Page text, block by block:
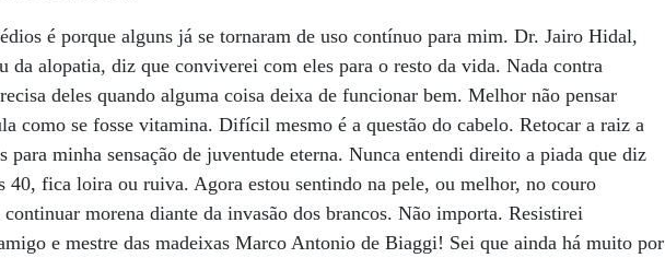
é porque alguns já se tornaram de uso contínuo para mim. Dr. Jairo Hidal,
da alopatia, diz que conviverei com eles para o resto da vida. Nada contra
deles quando alguma coisa deixa de funcionar bem. Melhor não pensar
como se fosse vitamina. Difícil mesmo é a questão do cabelo. Retocar a raiz a
para minha sensação de juventude eterna. Nunca entendi direito a piada que diz
40, fica loira ou ruiva. Agora estou sentindo na pele, ou melhor, no couro
morena diante da invasão dos brancos. Não importa. Resistirei
e mestre das madeixas Marco Antonio de Biaggi! Sei que ainda há muito por